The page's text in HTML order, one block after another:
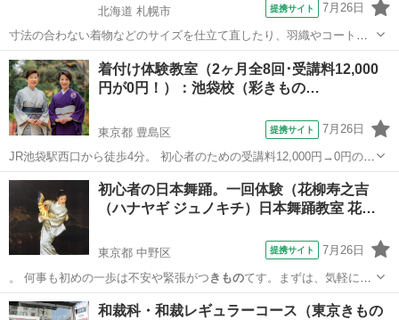
北海道 札幌市 提携サイト 7月26日
寸法の合わない着物などのサイズを仕立て直したり、羽織やコート、
帯、バッグなどへリフォームする技術を勉強します。 袖丈や裄の直し
も自分でできるといいですね。 着物から、スカート、ベスト等へもリ
フォームできます。
北海道 札幌市 和裁
着付け体験教室（2ヶ月全8回･受講料12,000
円が0円！）：池袋校（彩きもの…
東京都 豊島区 提携サイト 7月26日
JR池袋駅西口から徒歩4分。 初心者のための受講料12,000円→0円の着
付体験教室（2ヶ月全8回） 先着5名様に無料受講券プレゼント！ ＜募
集日程＞ ・2026年 9月25日（金） ・2026年10月19日（月） ・2...
東京 豊島区 着付け
初心者の日本舞踊。一回体験（花柳寿之吉
（ハナヤギ ジュノキチ）日本舞踊教室 花…
東京都 中野区 提携サイト 7月26日
。 何事も初めの一歩は不安や緊張がつ きものてす。まずは、気軽にプ
らっと立ち寄って…
東京 中野区 着付け
和裁科・和裁レギュラーコース（東京きもの